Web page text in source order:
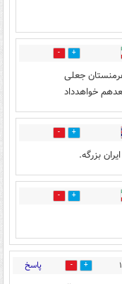
1
جعلی
خواهدداد
0
بزرگه.
0
4 پاسخ